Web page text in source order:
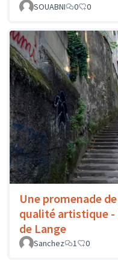
SOUABNI
0 0
Une promenade
qualité artistique -
de Lange
Sanchez 1 0